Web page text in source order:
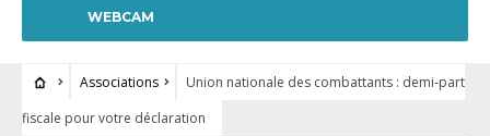
WEBCAM
Associations
Union nationale des combattants : demi-part
fiscale pour votre déclaration